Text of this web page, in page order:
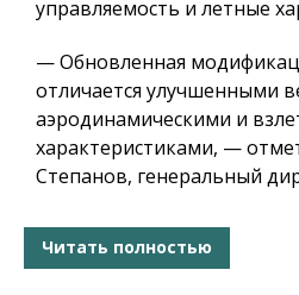
управляемость и летные
— Обновленная
отличается улучшенными
аэродинамическими и
характеристиками, —
Степанов, генеральный
Читать полностью